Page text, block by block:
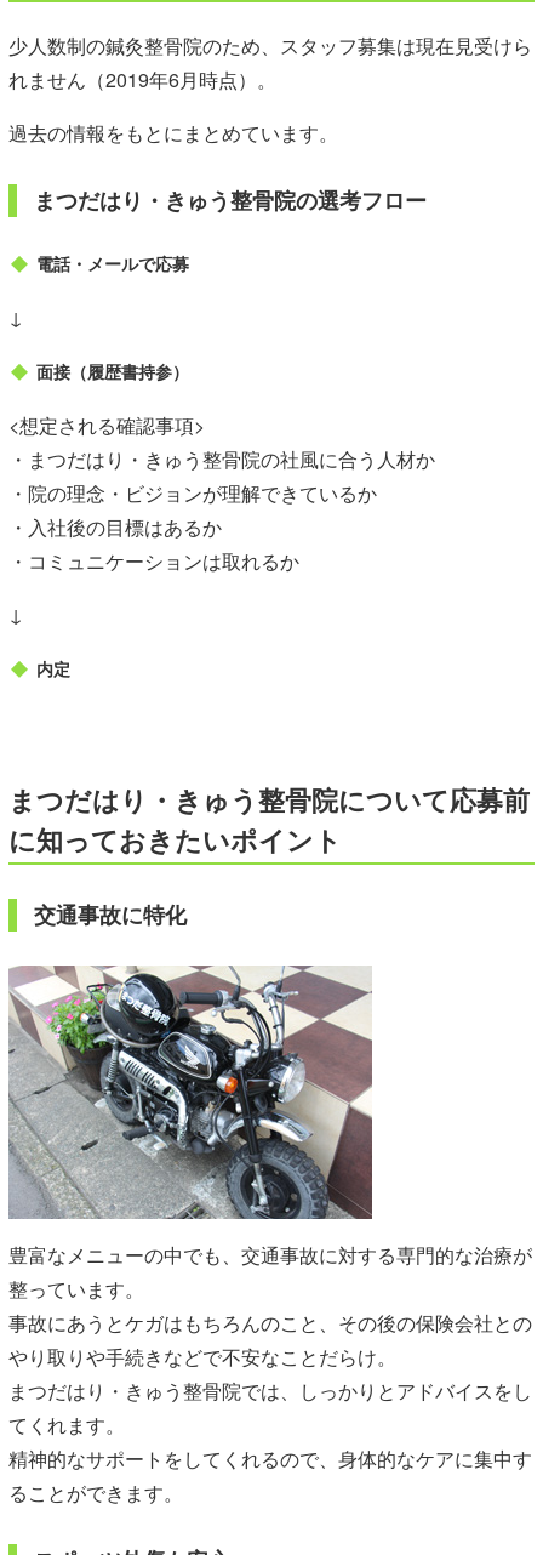
少人数制の鍼灸整骨院のため、スタッフ募集は現在見受けら
れません（2019年6月時点）。
過去の情報をもとにまとめています。
まつだはり・きゅう整骨院の選考フロー
電話・メールで応募
↓
面接（履歴書持参）
<想定される確認事項>
・まつだはり・きゅう整骨院の社風に合う人材か
・院の理念・ビジョンが理解できているか
・入社後の目標はあるか
・コミュニケーションは取れるか
↓
内定
まつだはり・きゅう整骨院について応募前
に知っておきたいポイント
交通事故に特化
豊富なメニューの中でも、交通事故に対する専門的な治療が
整っています。
事故にあうとケガはもちろんのこと、その後の保険会社との
やり取りや手続きなどで不安なことだらけ。
まつだはり・きゅう整骨院では、しっかりとアドバイスをし
てくれます。
精神的なサポートをしてくれるので、身体的なケアに集中す
ることができます。